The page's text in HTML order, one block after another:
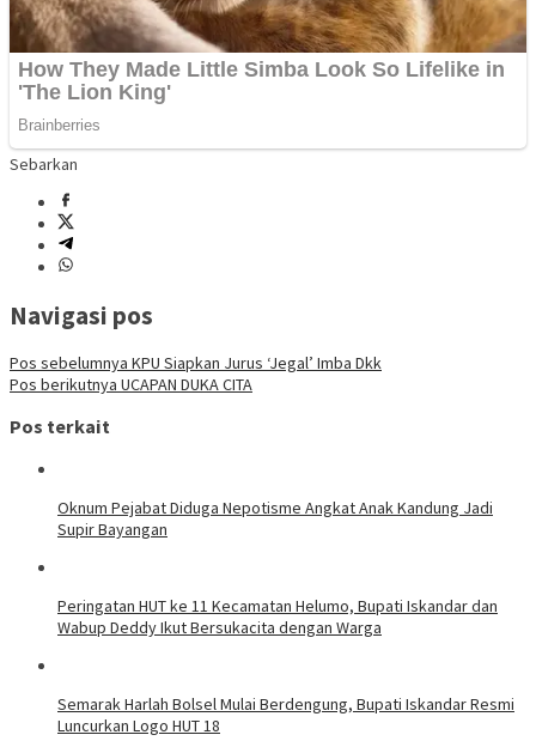
Sebarkan
Navigasi pos
Pos sebelumnya KPU Siapkan Jurus ‘Jegal’ Imba Dkk
Pos berikutnya UCAPAN DUKA CITA
Pos terkait
Oknum Pejabat Diduga Nepotisme Angkat Anak Kandung Jadi
Supir Bayangan
Peringatan HUT ke 11 Kecamatan Helumo, Bupati Iskandar dan
Wabup Deddy Ikut Bersukacita dengan Warga
Semarak Harlah Bolsel Mulai Berdengung, Bupati Iskandar Resmi
Luncurkan Logo HUT 18